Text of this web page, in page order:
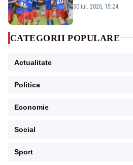
este eliminată de
30 iul. 2026, 15:24
CATEGORII POPULARE
Actualitate
Politica
Economie
Social
Sport